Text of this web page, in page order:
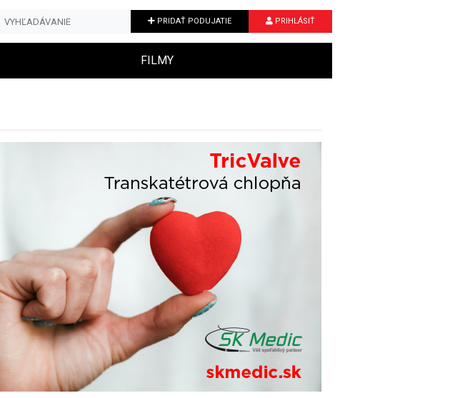
PRIDAŤ PODUJATIE PRIHLÁSIŤ
FILMY